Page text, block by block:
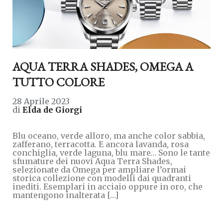
AQUA TERRA SHADES, OMEGA A
TUTTO COLORE
28 Aprile 2023
di Elda de Giorgi
Blu oceano, verde alloro, ma anche color sabbia,
zafferano, terracotta. E ancora lavanda, rosa
conchiglia, verde laguna, blu mare… Sono le tante
sfumature dei nuovi Aqua Terra Shades,
selezionate da Omega per ampliare l’ormai
storica collezione con modelli dai quadranti
inediti. Esemplari in acciaio oppure in oro, che
mantengono inalterata […]